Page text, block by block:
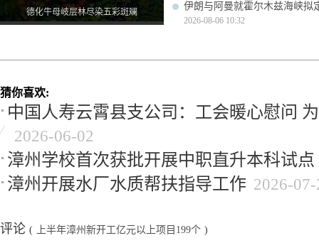
德化牛母岐层林尽染五彩斑斓
伊朗与阿曼就霍尔木兹海峡拟
2026-08-06 10:32
猜你喜欢:
中国人寿云霄县支公司：工会暖心慰问
2026-06-02
漳州学校首次获批开展中职直升本科试点
漳州开展水厂水质帮扶指导工作 2026-
评论 ( 上半年漳州新开工亿元以上项目199个 )